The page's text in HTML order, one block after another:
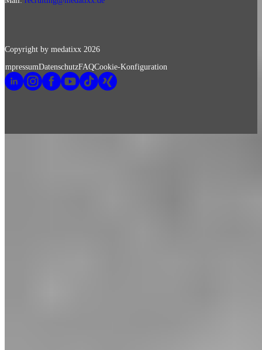
Copyright by medatixx 2026
ImpressumDatenschutzFAQCookie-Konfiguration